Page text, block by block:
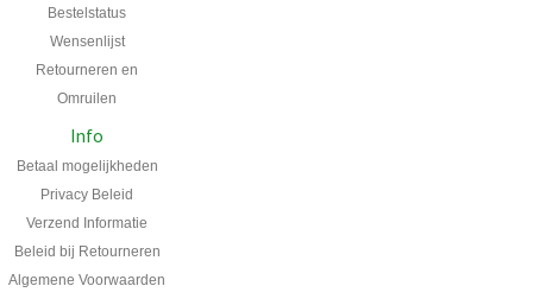
Bestelstatus
Wensenlijst
Retourneren en
Omruilen
Info
Betaal mogelijkheden
Privacy Beleid
Verzend Informatie
Beleid bij Retourneren
Algemene Voorwaarden